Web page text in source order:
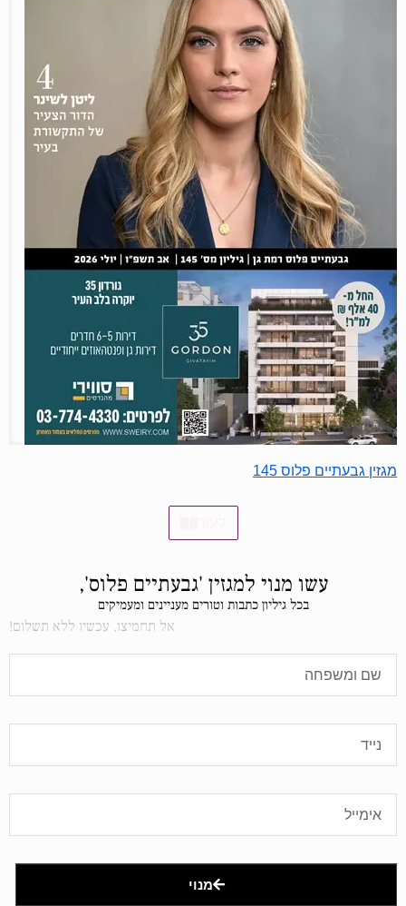
מגזין גבעתיים פלוס 145
עשו מנוי למגזין 'גבעתיים פלוס',
בכל גיליון כתבות וטורים מעניינים ומעמיקים
אל תחמיצו, עכשיו ללא תשלום!
מנוי